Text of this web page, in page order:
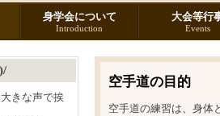
身学会について
Introduction
大会等行
Events
空手道の目的
空手道の練習は、身体
きな声で挨